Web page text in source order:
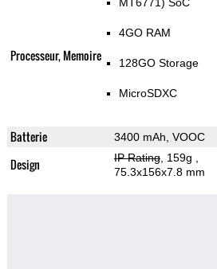
Processeur, Memoire
4GO RAM
128GO Storage
MicroSDXC
Batterie 3400 mAh, VOOC
Design IP Rating, 159g
75.3x156x7.8 mm